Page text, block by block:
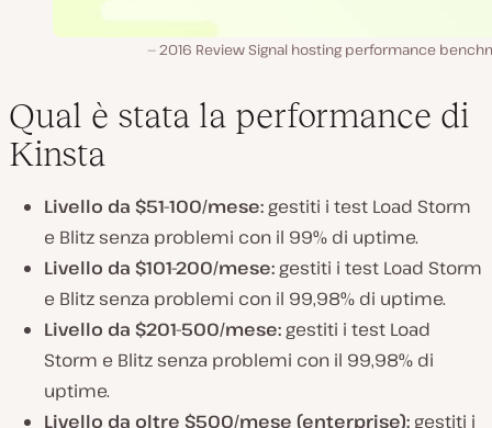
2016 Review Signal hosting performance
Qual è stata la performance di
Kinsta
Livello da $51-100/mese: gestiti i test Load Storm
e Blitz senza problemi con il 99% di uptime.
Livello da $101-200/mese: gestiti i test Load Storm
e Blitz senza problemi con il 99,98% di uptime.
Livello da $201-500/mese: gestiti i test Load
Storm e Blitz senza problemi con il 99,98% di
uptime.
Livello da oltre $500/mese (enterprise): gestiti i